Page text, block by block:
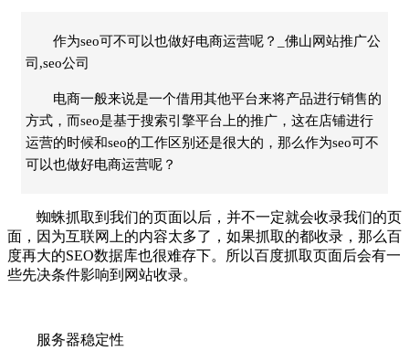
作为seo可不可以也做好电商运营呢？_佛山网站推广公
司,seo公司
电商一般来说是一个借用其他平台来将产品进行销售的
方式，而seo是基于搜索引擎平台上的推广，这在店铺进行
运营的时候和seo的工作区别还是很大的，那么作为seo可不
可以也做好电商运营呢？
蜘蛛抓取到我们的页面以后，并不一定就会收录我们的页
面，因为互联网上的内容太多了，如果抓取的都收录，那么百
度再大的SEO数据库也很难存下。所以百度抓取页面后会有一
些先决条件影响到网站收录。
服务器稳定性